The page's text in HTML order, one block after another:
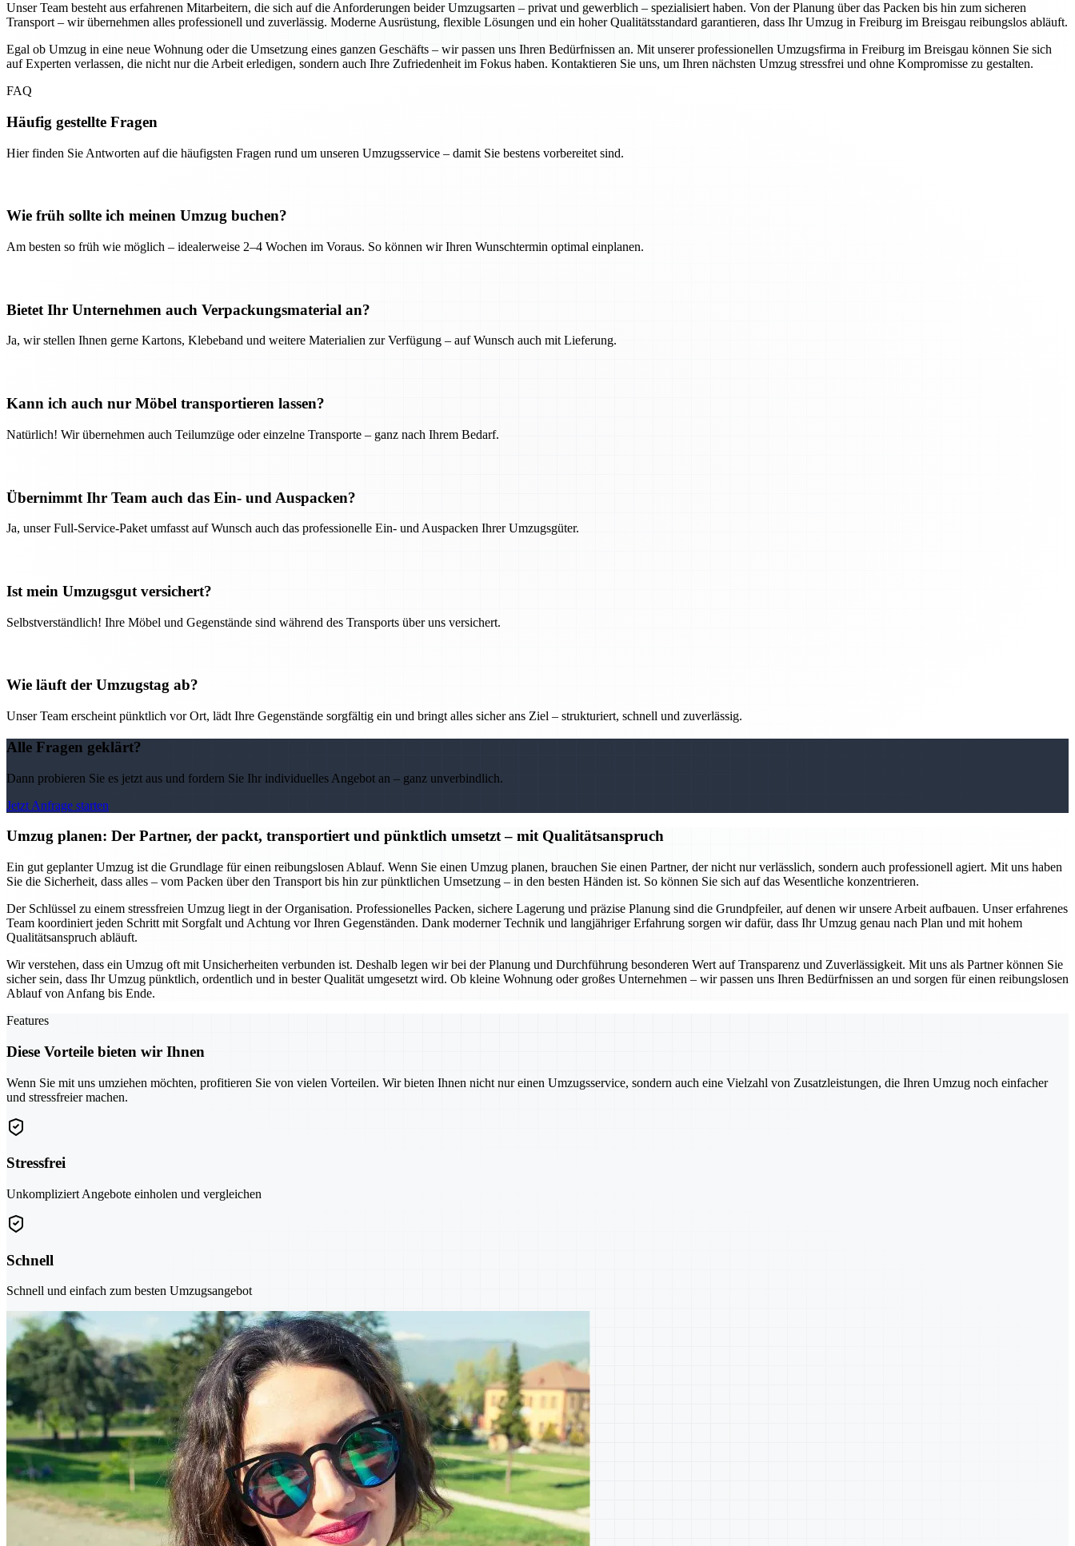
Unser Team besteht aus erfahrenen Mitarbeitern, die sich auf die Anforderungen beider Umzugsarten – privat und gewerblich – spezialisiert haben. Von der Planung über das Packen bis hin zum sicheren
Transport – wir übernehmen alles professionell und zuverlässig. Moderne Ausrüstung, flexible Lösungen und ein hoher Qualitätsstandard garantieren, dass Ihr Umzug in Freiburg im Breisgau reibungslos abläuft.
Egal ob Umzug in eine neue Wohnung oder die Umsetzung eines ganzen Geschäfts – wir passen uns Ihren Bedürfnissen an. Mit unserer professionellen Umzugsfirma in Freiburg im Breisgau können Sie sich
auf Experten verlassen, die nicht nur die Arbeit erledigen, sondern auch Ihre Zufriedenheit im Fokus haben. Kontaktieren Sie uns, um Ihren nächsten Umzug stressfrei und ohne Kompromisse zu gestalten.
FAQ
Häufig gestellte Fragen
Hier finden Sie Antworten auf die häufigsten Fragen rund um unseren Umzugsservice – damit Sie bestens vorbereitet sind.
Wie früh sollte ich meinen Umzug buchen?
Am besten so früh wie möglich – idealerweise 2–4 Wochen im Voraus. So können wir Ihren Wunschtermin optimal einplanen.
Bietet Ihr Unternehmen auch Verpackungsmaterial an?
Ja, wir stellen Ihnen gerne Kartons, Klebeband und weitere Materialien zur Verfügung – auf Wunsch auch mit Lieferung.
Kann ich auch nur Möbel transportieren lassen?
Natürlich! Wir übernehmen auch Teilumzüge oder einzelne Transporte – ganz nach Ihrem Bedarf.
Übernimmt Ihr Team auch das Ein- und Auspacken?
Ja, unser Full-Service-Paket umfasst auf Wunsch auch das professionelle Ein- und Auspacken Ihrer Umzugsgüter.
Ist mein Umzugsgut versichert?
Selbstverständlich! Ihre Möbel und Gegenstände sind während des Transports über uns versichert.
Wie läuft der Umzugstag ab?
Unser Team erscheint pünktlich vor Ort, lädt Ihre Gegenstände sorgfältig ein und bringt alles sicher ans Ziel – strukturiert, schnell und zuverlässig.
Alle Fragen geklärt?
Dann probieren Sie es jetzt aus und fordern Sie Ihr individuelles Angebot an – ganz unverbindlich.
Jetzt Anfrage starten
Umzug planen: Der Partner, der packt, transportiert und pünktlich umsetzt – mit Qualitätsanspruch
Ein gut geplanter Umzug ist die Grundlage für einen reibungslosen Ablauf. Wenn Sie einen Umzug planen, brauchen Sie einen Partner, der nicht nur verlässlich, sondern auch professionell agiert. Mit uns haben
Sie die Sicherheit, dass alles – vom Packen über den Transport bis hin zur pünktlichen Umsetzung – in den besten Händen ist. So können Sie sich auf das Wesentliche konzentrieren.
Der Schlüssel zu einem stressfreien Umzug liegt in der Organisation. Professionelles Packen, sichere Lagerung und präzise Planung sind die Grundpfeiler, auf denen wir unsere Arbeit aufbauen. Unser erfahrenes
Team koordiniert jeden Schritt mit Sorgfalt und Achtung vor Ihren Gegenständen. Dank moderner Technik und langjähriger Erfahrung sorgen wir dafür, dass Ihr Umzug genau nach Plan und mit hohem
Qualitätsanspruch abläuft.
Wir verstehen, dass ein Umzug oft mit Unsicherheiten verbunden ist. Deshalb legen wir bei der Planung und Durchführung besonderen Wert auf Transparenz und Zuverlässigkeit. Mit uns als Partner können Sie
sicher sein, dass Ihr Umzug pünktlich, ordentlich und in bester Qualität umgesetzt wird. Ob kleine Wohnung oder großes Unternehmen – wir passen uns Ihren Bedürfnissen an und sorgen für einen reibungslosen
Ablauf von Anfang bis Ende.
Features
Diese Vorteile bieten wir Ihnen
Wenn Sie mit uns umziehen möchten, profitieren Sie von vielen Vorteilen. Wir bieten Ihnen nicht nur einen Umzugsservice, sondern auch eine Vielzahl von Zusatzleistungen, die Ihren Umzug noch einfacher
und stressfreier machen.
Stressfrei
Unkompliziert Angebote einholen und vergleichen
Schnell
Schnell und einfach zum besten Umzugsangebot